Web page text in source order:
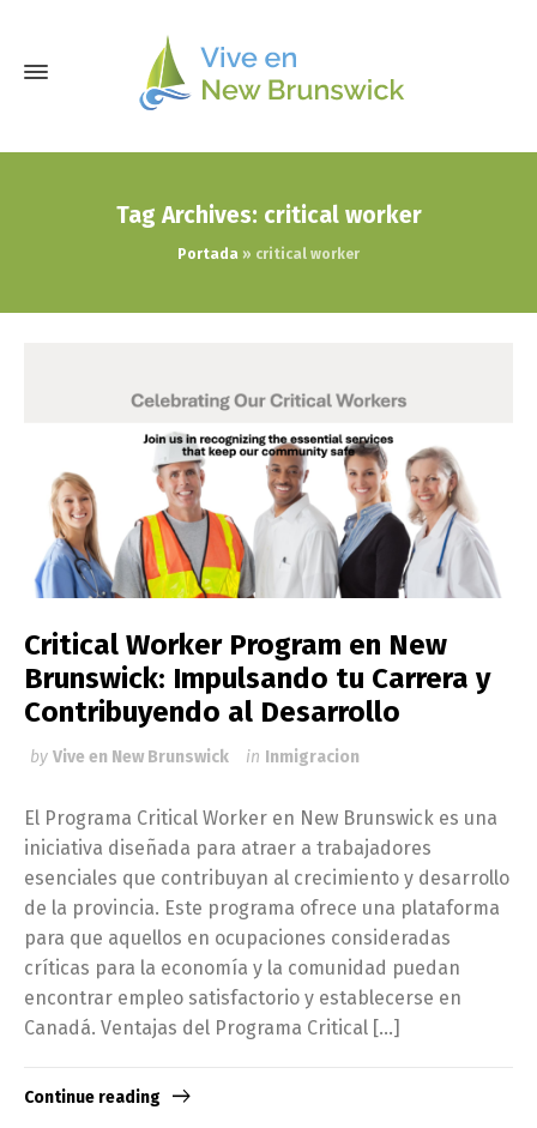
Tag Archives: critical worker
Portada » critical worker
Critical Worker Program en New
Brunswick: Impulsando tu Carrera y
Contribuyendo al Desarrollo
by Vive en New Brunswick in Inmigracion
El Programa Critical Worker en New Brunswick es una
iniciativa diseñada para atraer a trabajadores
esenciales que contribuyan al crecimiento y desarrollo
de la provincia. Este programa ofrece una plataforma
para que aquellos en ocupaciones consideradas
críticas para la economía y la comunidad puedan
encontrar empleo satisfactorio y establecerse en
Canadá. Ventajas del Programa Critical […]
Continue reading